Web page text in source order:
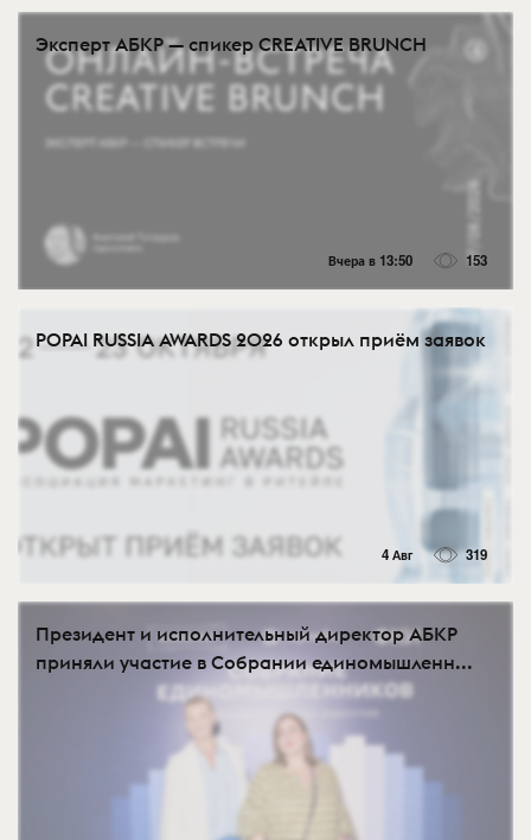
Эксперт АБКР — спикер CREATIVE BRUNCH
Вчера в 13:50 153
POPAI RUSSIA AWARDS 2026 открыл приём заявок
4 Авг 319
Президент и исполнительный директор АБКР
приняли участие в Собрании единомышленн...